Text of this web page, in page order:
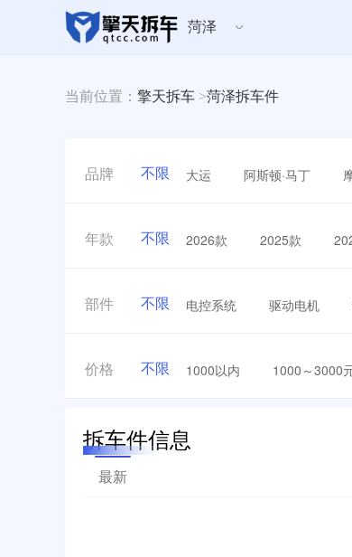
菏泽
当前位置： 擎天拆车 >菏泽拆车件
品牌 不限 大运 阿斯顿·马丁
年款 不限 2026款 2025款
部件 不限 电控系统 驱动电机
价格 不限 1000以内 1000～3000
拆车件信息
最新